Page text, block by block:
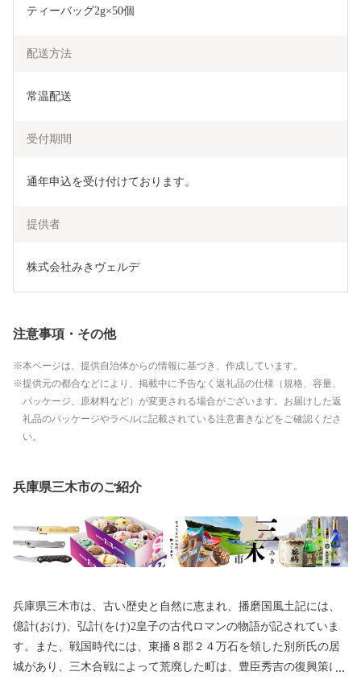
ティーバッグ2g×50個
配送方法
常温配送
受付期間
通年申込を受け付けております。
提供者
株式会社みきヴェルデ
注意事項・その他
本ページは、提供自治体からの情報に基づき、作成しています。
提供元の都合などにより、掲載中に予告なく返礼品の仕様（規格、容量、
パッケージ、原材料など）が変更される場合がございます。お届けした返
礼品のパッケージやラベルに記載されている注意書きなどをご確認くださ
い。
兵庫県三木市のご紹介
兵庫県三木市は、古い歴史と自然に恵まれ、播磨国風土記には、
億計(おけ)、弘計(をけ)2皇子の古代ロマンの物語が記されていま
す。また、戦国時代には、東播８郡２４万石を領した別所氏の居
城があり、三木合戦によって荒廃した町は、豊臣秀吉の復興策に